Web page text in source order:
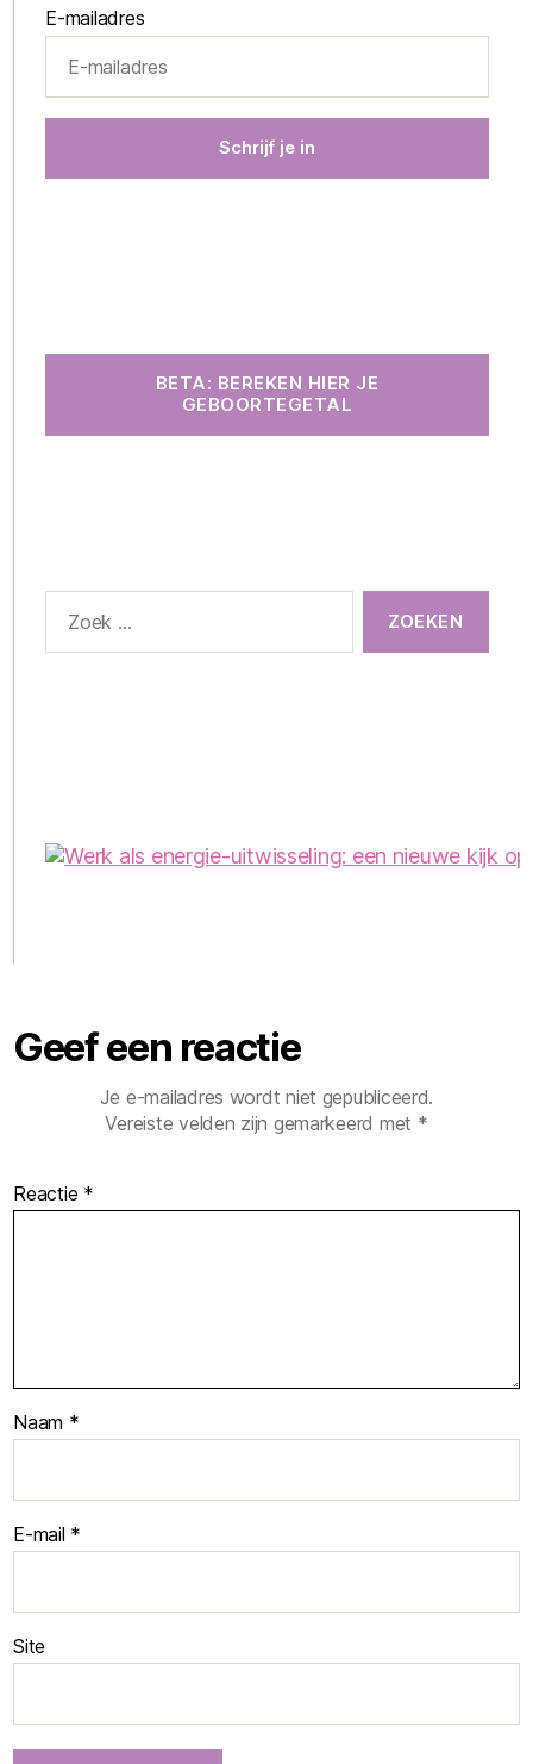
E-mailadres
BETA: BEREKEN HIER JE
GEBOORTEGETAL
naar:
Geef een reactie
Je e-mailadres wordt niet gepubliceerd.
Vereiste velden zijn gemarkeerd met *
Reactie *
Naam *
E-mail *
Site